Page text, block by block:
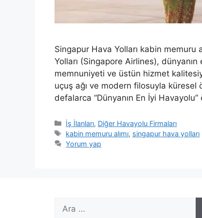
Singapur Hava Yolları kabin memuru
Yolları (Singapore Airlines),
memnuniyeti ve üstün hizmet
uçuş ağı ve modern filosuyla
defalarca “Dünyanın En İyi
Kategoriler
İş İlanları, Diğer Havayolu Firmaları
Etiketler
kabin memuru alımı, singapur hava yolları
Yorum yap
ara